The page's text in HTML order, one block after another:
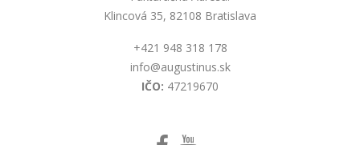
Klincová 35, 82108 Bratislava
+421 948 318 178
info@augustinus.sk
IČO: 47219670